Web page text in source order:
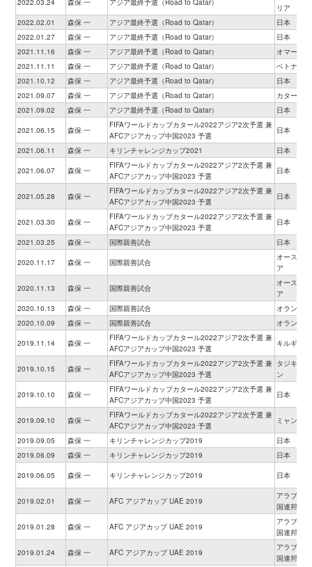
2022.03.24 森保 一 アジア最終予選（Road to Qatar）
リア
2022.02.01
森保 一 アジア最終予選（Road to Qatar）
日本
2022.01.27
森保 一 アジア最終予選（Road to Qatar）
日本
2021.11.16
森保 一 アジア最終予選（Road to Qatar）
オマーン
2021.11.11
森保 一 アジア最終予選（Road to Qatar）
ベトナム
2021.10.12
森保 一 アジア最終予選（Road to Qatar）
日本
2021.09.07
森保 一 アジア最終予選（Road to Qatar）
カタール
2021.09.02
森保 一 アジア最終予選（Road to Qatar） 日本
2021.06.15 森保 一
FIFAワールドカップカタール2022アジア2次予選 兼
AFCアジアカップ中国2023 予選
日本
2021.06.11 森保 一 キリンチャレンジカップ2021 日本
2021.06.07 森保 一
FIFAワールドカップカタール2022アジア2次予選 兼
AFCアジアカップ中国2023 予選
日本
2021.05.28 森保 一
FIFAワールドカップカタール2022アジア2次予選 兼
AFCアジアカップ中国2023 予選
日本
2021.03.30 森保 一
FIFAワールドカップカタール2022アジア2次予選 兼
AFCアジアカップ中国2023 予選
日本
2021.03.25 森保 一 国際親善試合 日本
2020.11.17 森保 一 国際親善試合
オーストリ
ア
2020.11.13 森保 一 国際親善試合
オーストリ
ア
2020.10.13
森保 一 国際親善試合
オランダ
2020.10.09
森保 一 国際親善試合 オランダ
2019.11.14 森保 一
FIFAワールドカップカタール2022アジア2次予選 兼
AFCアジアカップ中国2023 予選
キルギス
2019.10.15 森保 一
FIFAワールドカップカタール2022アジア2次予選 兼
AFCアジアカップ中国2023 予選
タジキスタ
ン
2019.10.10 森保 一
FIFAワールドカップカタール2022アジア2次予選 兼
AFCアジアカップ中国2023 予選
日本
2019.09.10 森保 一
FIFAワールドカップカタール2022アジア2次予選 兼
AFCアジアカップ中国2023 予選
ミャンマー
2019.09.05 森保 一 キリンチャレンジカップ2019
日本
2019.06.09
森保 一 キリンチャレンジカップ2019 日本
2019.06.05 森保 一 キリンチャレンジカップ2019 日本
2019.02.01 森保 一 AFC アジアカップ UAE 2019
アラブ首長
国連邦
2019.01.28 森保 一 AFC アジアカップ UAE 2019
アラブ首長
国連邦
2019.01.24 森保 一 AFC アジアカップ UAE 2019
アラブ首長
国連邦